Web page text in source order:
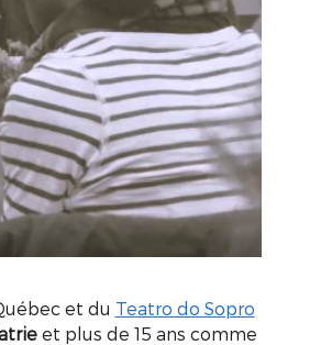
et du Teatro do Sopro
et plus de 15 ans comme